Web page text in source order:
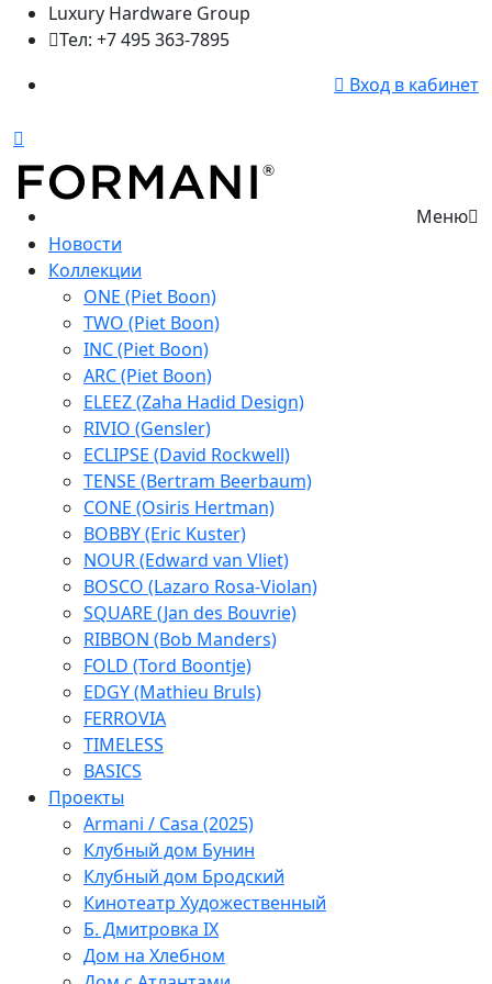
Luxury Hardware Group
Тел: +7 495 363-7895
Вход в кабинет
Меню
Новости
Коллекции
ONE (Piet Boon)
TWO (Piet Boon)
INC (Piet Boon)
ARC (Piet Boon)
ELEEZ (Zaha Hadid Design)
RIVIO (Gensler)
ECLIPSE (David Rockwell)
TENSE (Bertram Beerbaum)
CONE (Osiris Hertman)
BOBBY (Eric Kuster)
NOUR (Edward van Vliet)
BOSCO (Lazaro Rosa-Violan)
SQUARE (Jan des Bouvrie)
RIBBON (Bob Manders)
FOLD (Tord Boontje)
EDGY (Mathieu Bruls)
FERROVIA
TIMELESS
BASICS
Проекты
Armani / Casa (2025)
Клубный дом Бунин
Клубный дом Бродский
Кинотеатр Художественный
Б. Дмитровка IX
Дом на Хлебном